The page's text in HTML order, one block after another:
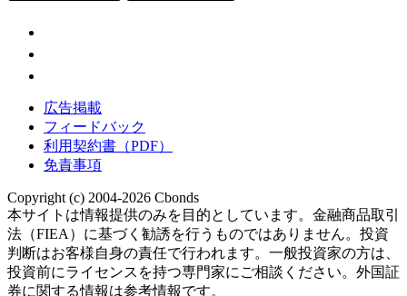
広告掲載
フィードバック
利用契約書（PDF）
免責事項
Copyright (c) 2004-2026 Cbonds
本サイトは情報提供のみを目的としています。金融商品取引
法（FIEA）に基づく勧誘を行うものではありません。投資
判断はお客様自身の責任で行われます。一般投資家の方は、
投資前にライセンスを持つ専門家にご相談ください。外国証
券に関する情報は参考情報です。